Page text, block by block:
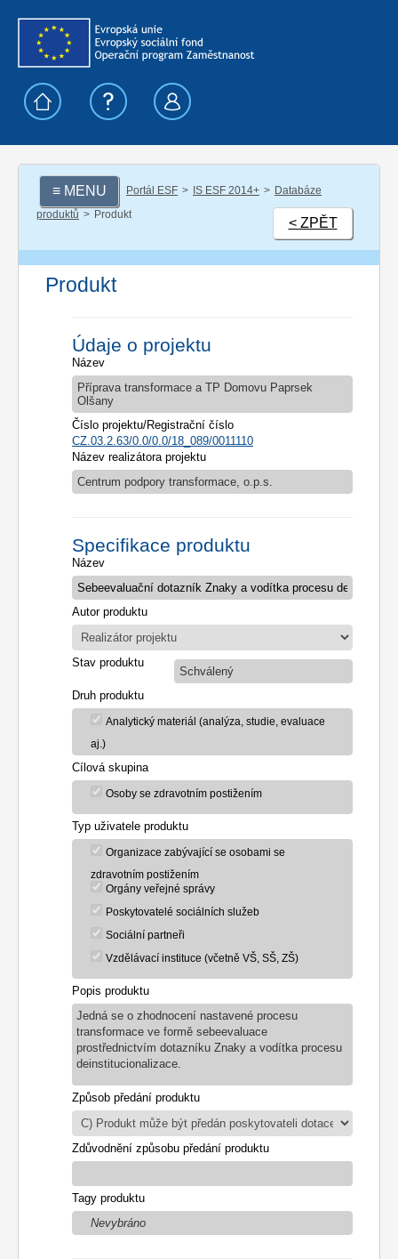
≡ MENU Portál ESF IS ESF 2014+
Databáze
produktů
Produkt
< ZPĚT
Produkt
Údaje o projektu
Název
Příprava transformace a TP Domovu Paprsek
Olšany
Číslo projektu/Registrační číslo
CZ.03.2.63/0.0/0.0/18_089/0011110
Název realizátora projektu
Centrum podpory transformace, o.p.s.
Specifikace produktu
Název
Autor produktu
Stav produktu
Schválený
Druh produktu
Analytický materiál (analýza, studie, evaluace
aj.)
Cílová skupina
Osoby se zdravotním postižením
Typ uživatele produktu
Organizace zabývající se osobami se
zdravotním postižením
Orgány veřejné správy
Poskytovatelé sociálních služeb
Sociální partneři
Vzdělávací instituce (včetně VŠ, SŠ, ZŠ)
Popis produktu
Jedná se o zhodnocení nastavené procesu
transformace ve formě sebeevaluace
prostřednictvím dotazníku Znaky a vodítka procesu
deinstitucionalizace.
Způsob předání produktu
Zdůvodnění způsobu předání produktu
Tagy produktu
Nevybráno